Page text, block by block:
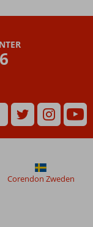
Corendon Zweden